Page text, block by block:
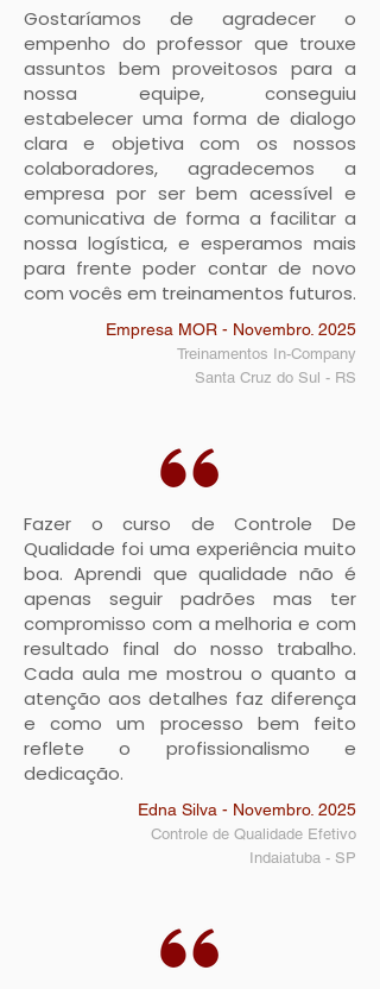
Gostaríamos de agradecer o
empenho do professor que trouxe
assuntos bem proveitosos para a
nossa equipe, conseguiu
estabelecer uma forma de dialogo
clara e objetiva com os nossos
colaboradores, agradecemos a
empresa por ser bem acessível e
comunicativa de forma a facilitar a
nossa logística, e esperamos mais
para frente poder contar de novo
com vocês em treinamentos futuros.
Empresa MOR - Novembro. 2025
Treinamentos In-Company
Santa Cruz do Sul - RS
Fazer o curso de Controle De
Qualidade foi uma experiência muito
boa. Aprendi que qualidade não é
apenas seguir padrões mas ter
compromisso com a melhoria e com
resultado final do nosso trabalho.
Cada aula me mostrou o quanto a
atenção aos detalhes faz diferença
e como um processo bem feito
reflete o profissionalismo e
dedicação.
Edna Silva - Novembro. 2025
Controle de Qualidade Efetivo
Indaiatuba - SP